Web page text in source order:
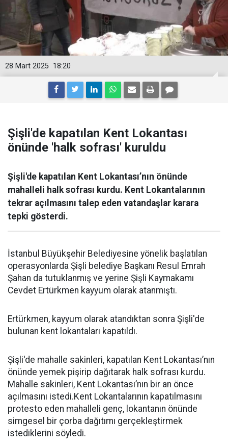
18:20
28 Mart 2025
Şişli'de kapatılan Kent Lokantası
önünde 'halk sofrası' kuruldu
Şişli'de kapatılan Kent Lokantası’nın önünde
mahalleli halk sofrası kurdu. Kent Lokantalarının
tekrar açılmasını talep eden vatandaşlar karara
tepki gösterdi.
İstanbul Büyükşehir Belediyesine yönelik başlatılan
operasyonlarda Şişli belediye Başkanı Resul Emrah
Şahan da tutuklanmış ve yerine Şişli Kaymakamı
Cevdet Ertürkmen kayyum olarak atanmıştı.
Ertürkmen, kayyum olarak atandıktan sonra Şişli'de
bulunan kent lokantaları kapatıldı.
Şişli'de mahalle sakinleri, kapatılan Kent Lokantası’nın
önünde yemek pişirip dağıtarak halk sofrası kurdu.
Mahalle sakinleri, Kent Lokantası’nın bir an önce
açılmasını istedi.Kent Lokantalarının kapatılmasını
protesto eden mahalleli genç, lokantanın önünde
simgesel bir çorba dağıtımı gerçekleştirmek
istediklerini söyledi.